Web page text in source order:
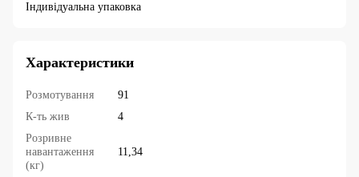
Індивідуальна упаковка
Характеристики
Розмотування
91
К-ть жив
4
Розривне
навантаження
(кг)
11,34